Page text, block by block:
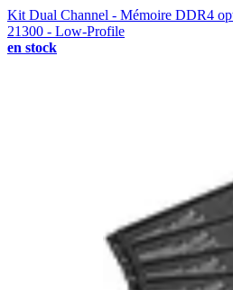
Kit Dual Channel - Mémoire DDR4
21300 - Low-Profile
en stock